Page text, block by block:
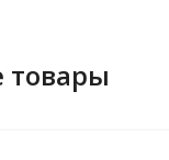
товары